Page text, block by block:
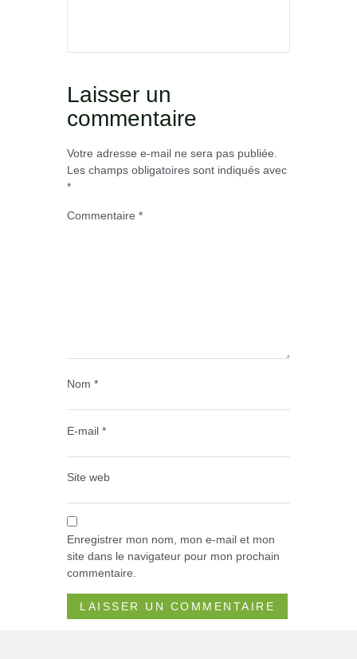
Laisser un
commentaire
Votre adresse e-mail ne sera pas publiée.
Les champs obligatoires sont indiqués avec
*
Commentaire *
Nom *
E-mail *
Site web
Enregistrer mon nom, mon e-mail et mon
site dans le navigateur pour mon prochain
commentaire.